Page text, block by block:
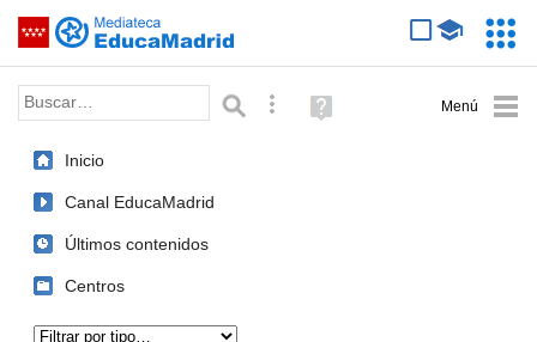
Saltar navegación
Palabra o frase: Búsqueda avanzada
Ayuda
(en
Inicio
Canal EducaMadrid
Últimos contenidos
Centros